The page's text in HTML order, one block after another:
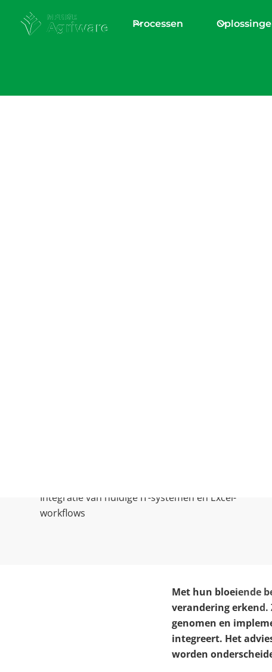
Processen
Integratie van huidige IT-systemen en Excel-
workflows
Met hun bloeiende
verandering erkend.
genomen en
integreert. Het
worden